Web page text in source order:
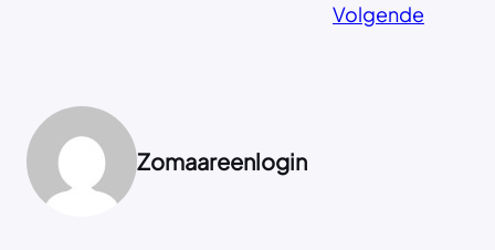
Volgende
Zomaareenlogin